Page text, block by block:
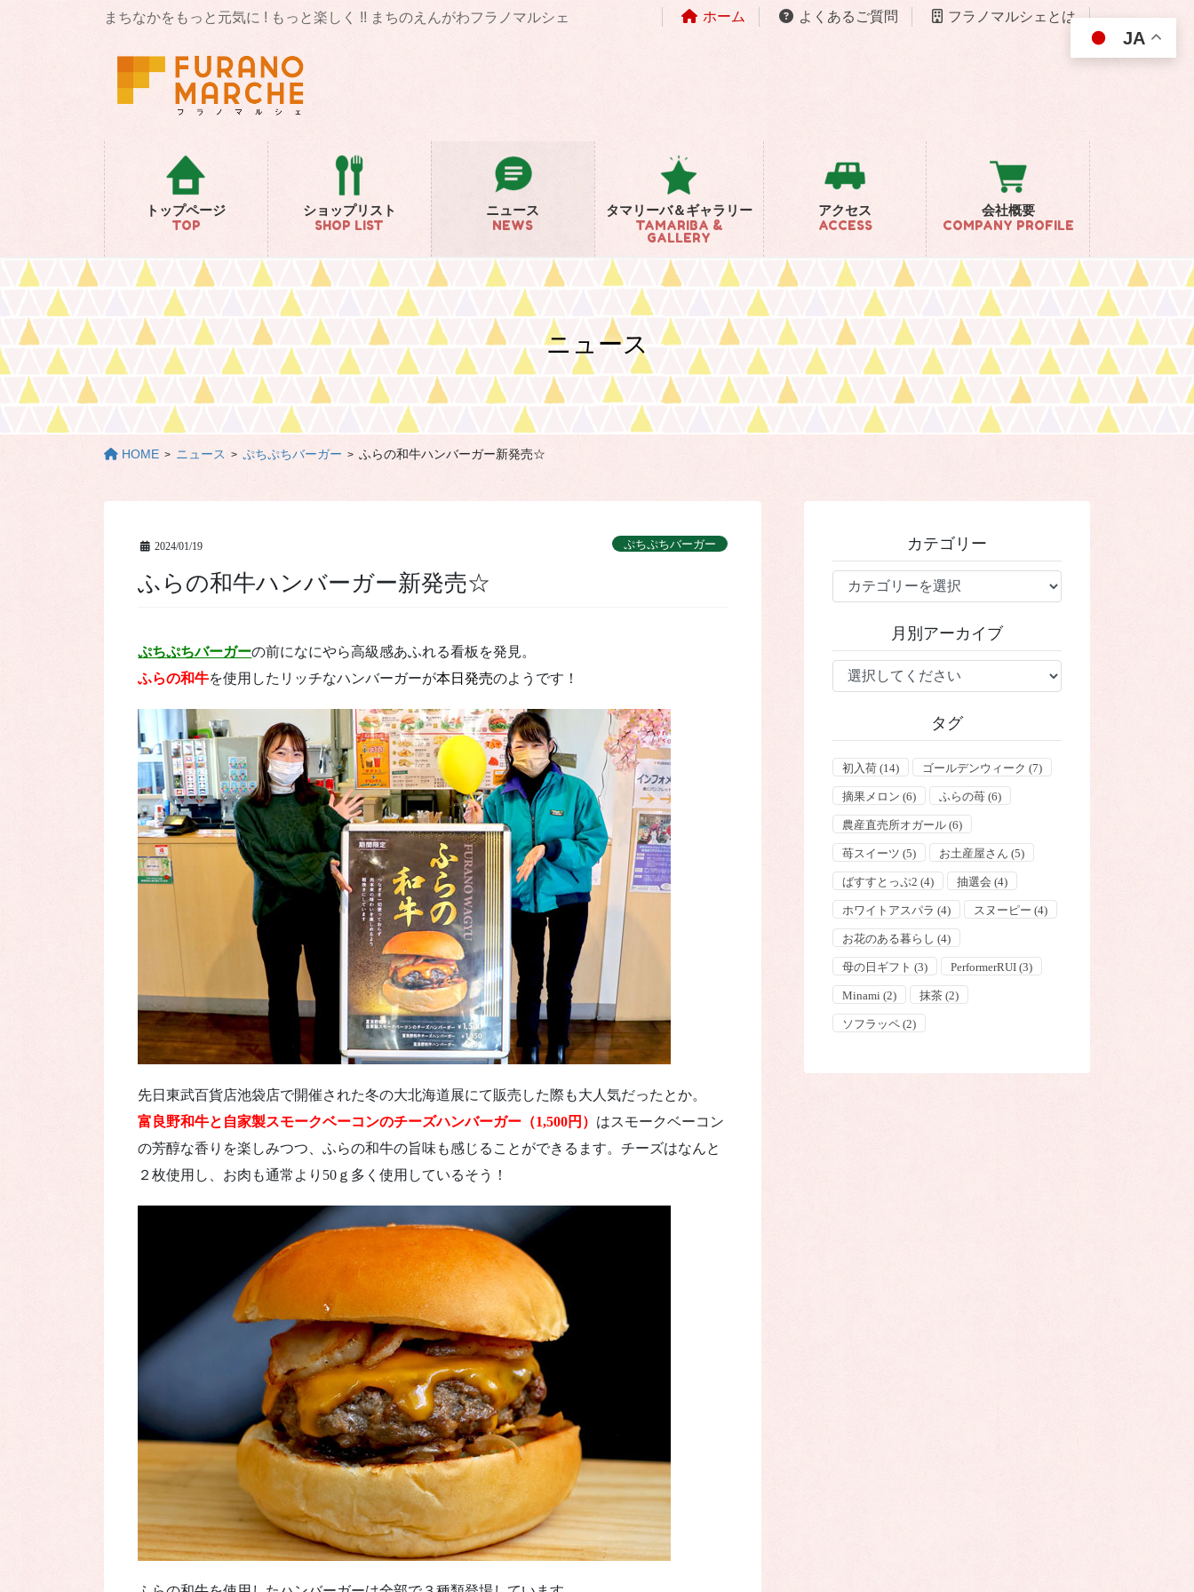
まちなかをもっと元気に ! もっと楽しく !! まちのえんがわフラノマルシェ ホーム よくあるご質問 フラノマルシェとは
トップページ
TOP
ショップリスト
SHOP LIST
ニュース
NEWS
タマリーバ＆ギャラリー
TAMARIBA &
GALLERY
アクセス
ACCESS
会社概要
COMPANY PROFILE
ニュース
HOME ニュース ぷちぷちバーガー ふらの和牛ハンバーガー新発売☆
2024/01/19 ぷちぷちバーガー
ふらの和牛ハンバーガー新発売☆
ぷちぷちバーガーの前になにやら高級感あふれる看板を発見。
ふらの和牛を使用したリッチなハンバーガーが本日発売のようです！
先日東武百貨店池袋店で開催された冬の大北海道展にて販売した際も大人気だったとか。
富良野和牛と自家製スモークベーコンのチーズハンバーガー（1,500円） はスモークベーコン
の芳醇な香りを楽しみつつ、ふらの和牛の旨味も感じることができるます。チーズはなんと
２枚使用し、お肉も通常より50ｇ多く使用しているそう！
カテゴリー
テ
ー
月別アーカイブ
タグ
初入荷 (14) ゴールデンウィーク (7)
摘果メロン (6) ふらの苺 (6)
農産直売所オガール (6)
苺スイーツ (5) お土産屋さん (5)
ばすすとっぷ2 (4) 抽選会 (4)
ホワイトアスパラ (4) スヌーピー (4)
お花のある暮らし (4)
母の日ギフト (3) PerformerRUI (3)
Minami (2) 抹茶 (2)
ソフラッペ (2)
JA